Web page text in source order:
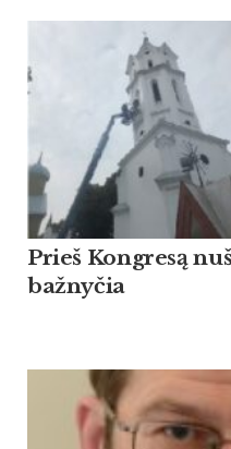
Prieš Kongresą
bažnyčia